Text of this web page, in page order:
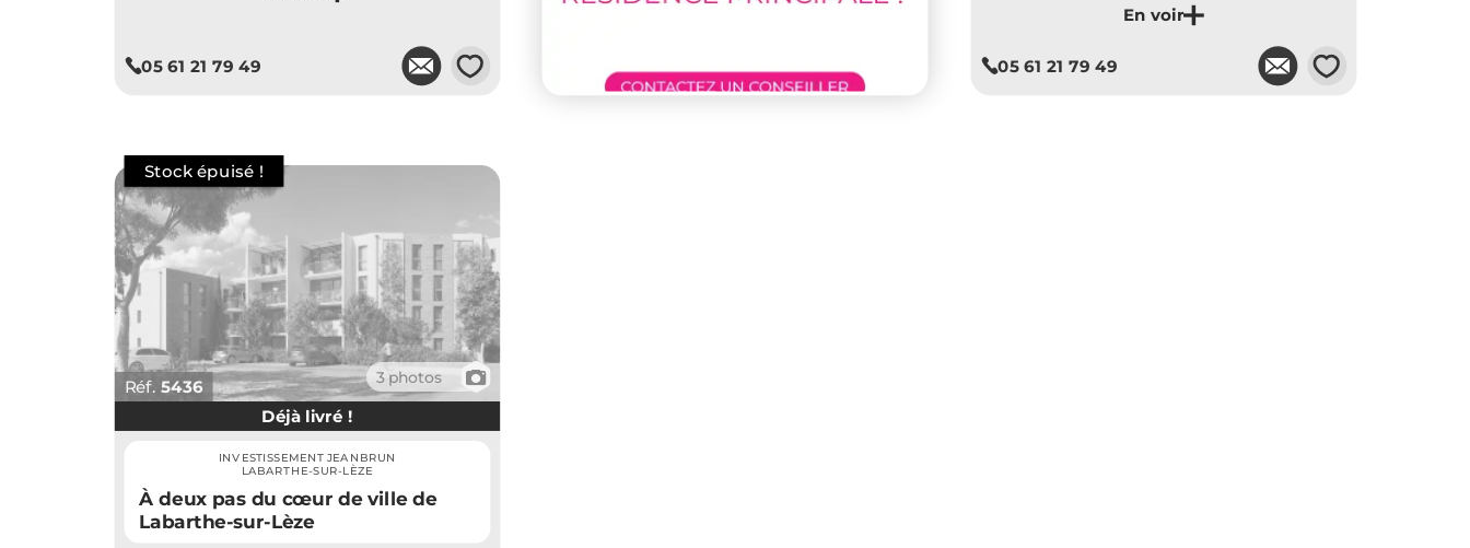
05 61 21 79 49 💗
Je découvre ce programme
05 61 21 79 49 💗
Réf. 5436 3 photos 📷
Déjà livré !
INVESTISSEMENT JEANBRUN
LABARTHE-SUR-LÈZE
À deux pas du cœur de ville de
Labarthe-sur-Lèze